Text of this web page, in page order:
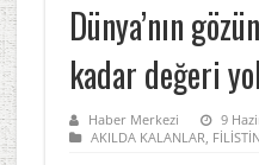
Dünya’nın
kadar değeri
Haber Merkezi
9
AKILDA KALANLAR,